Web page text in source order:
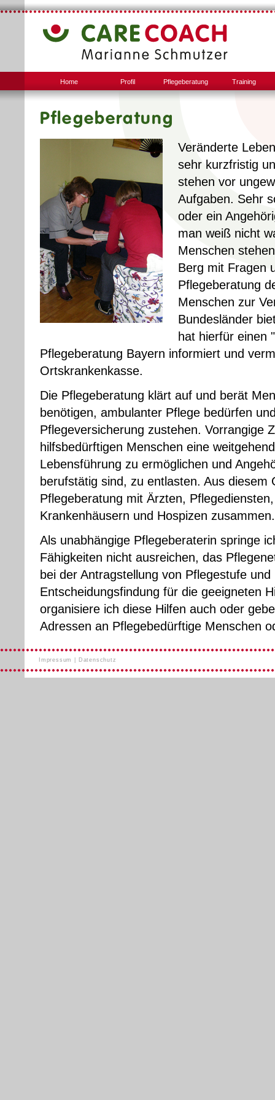
Home Profil Pflegeberatung Training
Pflegeberatung
Veränderte
sehr kurzfristig
stehen vor
Aufgaben. Sehr
oder ein
man weiß nicht
Menschen
Berg mit Fragen
Pflegeberatung
Menschen zur
Bundesländer
hat hierfür einen
Pflegeberatung Bayern informiert und
Ortskrankenkasse.
Die Pflegeberatung klärt auf und berät
benötigen, ambulanter Pflege bedürfen
Pflegeversicherung zustehen. Vorrangige
hilfsbedürftigen Menschen eine
Lebensführung zu ermöglichen und
berufstätig sind, zu entlasten. Aus diesem
Pflegeberatung mit Ärzten,
Krankenhäusern und Hospizen zusammen.
Als unabhängige Pflegeberaterin springe
Fähigkeiten nicht ausreichen, das
bei der Antragstellung von Pflegestufe
Entscheidungsfindung für die geeigneten
organisiere ich diese Hilfen auch oder
Adressen an Pflegebedürftige Menschen
Impressum Datenschutz